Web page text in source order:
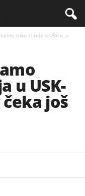
sliku stanja u USK-u, u
u USK-
još